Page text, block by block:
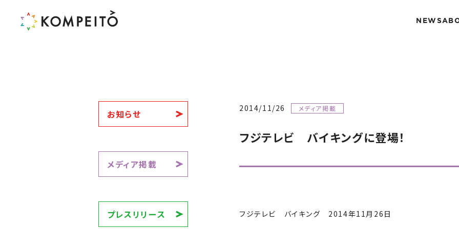
NEWS
お知らせ
メディア掲載
プレスリリース
2014/11/26 メディア掲載
フジテレビ バイキングに登場！
フジテレビ バイキング 2014年11月26日